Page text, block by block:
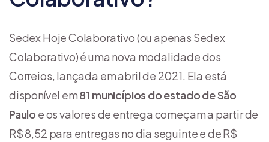
Sedex Hoje Colaborativo (ou apenas Sedex
Colaborativo) é uma nova modalidade dos
Correios, lançada em abril de 2021. Ela está
disponível em81 municípios do estado de São
Paulo e os valores de entrega começam a partir de
R$ 8,52 para entregas no dia seguinte e de R$